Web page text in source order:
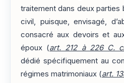
traitement dans deux parties
civil, puisque, envisagé,
consacré aux devoirs et
époux (art. 212 à 226 C.
dédié spécifiquement au
régimes matrimoniaux (art.